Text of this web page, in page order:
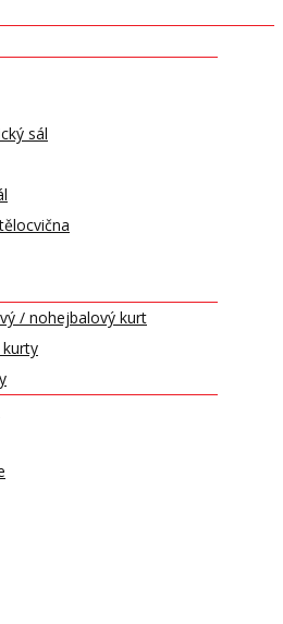
sál
/ nohejbalový kurt
kurty